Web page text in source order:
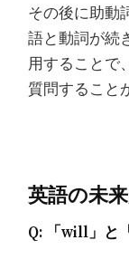
その後に助動
語と動詞が続
用することで
質問すること
英語の未
Q: 「will」と